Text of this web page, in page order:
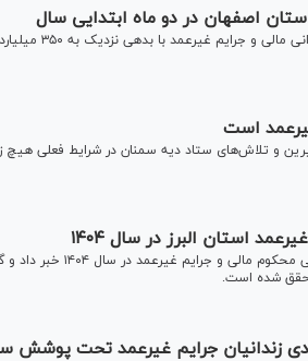
رئیس کل دادگستری
است
و تلاش‌های ستاد دیه سمنان در شرایط فعلی هیچ
رئیس کل دادگستری استان البرز